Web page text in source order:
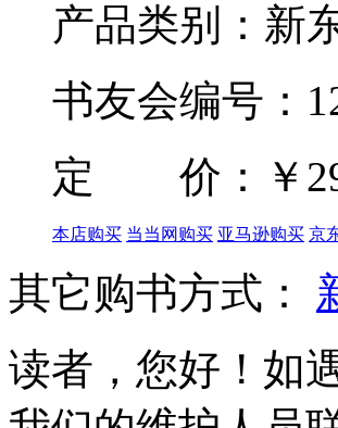
产品类别：新
书友会编号：
定 价：
￥
本店购买 当当网购买 亚马逊购买 京
其它购书方式：
读者，您好！如